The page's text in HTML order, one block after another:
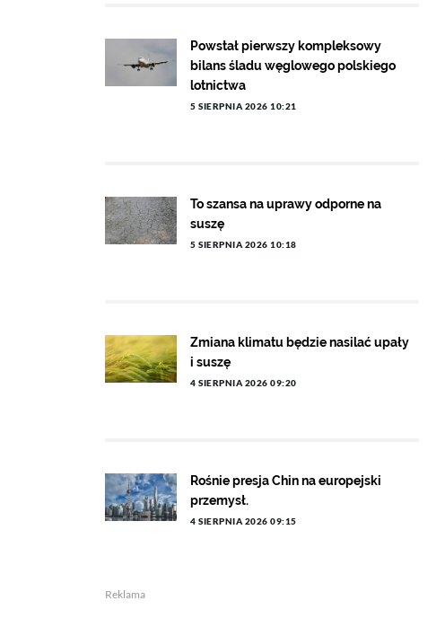
Powstał pierwszy kompleksowy
bilans śladu węglowego polskiego
lotnictwa
5 SIERPNIA 2026 10:21
To szansa na uprawy odporne na
suszę
5 SIERPNIA 2026 10:18
Zmiana klimatu będzie nasilać upały
i suszę
4 SIERPNIA 2026 09:20
Rośnie presja Chin na europejski
przemysł.
4 SIERPNIA 2026 09:15
Reklama